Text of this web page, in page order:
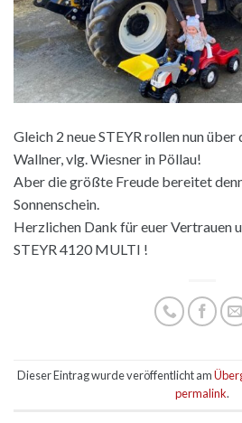
Gleich 2 neue STEYR rollen nun
Wallner, vlg. Wiesner in Pöllau!
Aber die größte Freude bereitet
Sonnenschein.
Herzlichen Dank für euer Vertrauen
STEYR 4120 MULTI !
Dieser Eintrag wurde veröffentlicht am
permalink.